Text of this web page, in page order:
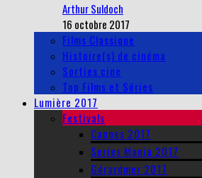
Arthur Suldoch
16 octobre 2017
Films Classique
Histoire(s) de cinéma
Sorties cine
Top Films et Séries
Lumière 2017
Festivals
Cannes 2017
Series Mania 2017
Gérardmer 2017